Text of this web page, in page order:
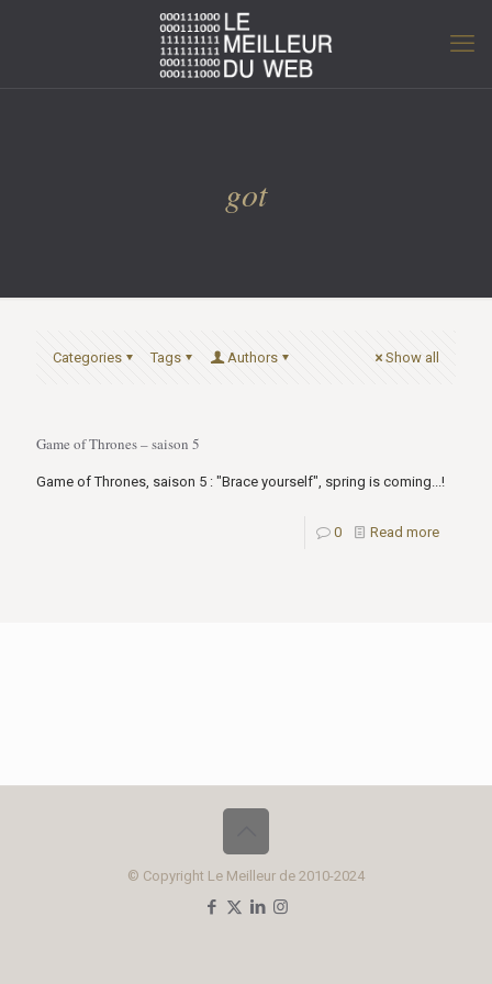
got
Categories Tags Authors Show all
Game of Thrones – saison 5
Game of Thrones, saison 5 : "Brace yourself", spring is coming...!
0 Read more
© Copyright Le Meilleur de 2010-2024